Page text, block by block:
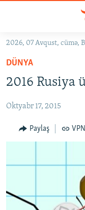
Əsas
qayıt
Əsas
qayıt
KORRUPSIOMETR
#ƏSLINDƏ
FƏRQƏ BAX
ARAŞDIRMA
VIDEO
RADIO ARXIV
2026, 07 Avqust, cümə,
DÜNYA
2016 Rusiya
Oktyabr 17, 2015
Paylaş